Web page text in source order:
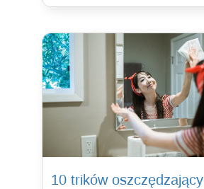
10 trików